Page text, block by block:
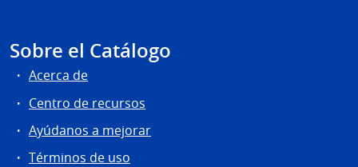
Sobre el Catálogo
Acerca de
Centro de recursos
Ayúdanos a mejorar
Términos de uso